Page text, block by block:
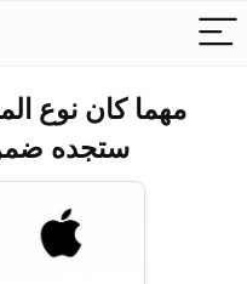
مهما كان نوع
ستجده